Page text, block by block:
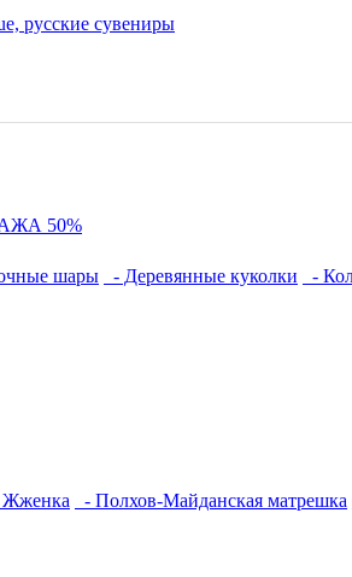
50%
шары - Деревянные куколки -
Жженка - Полхов-Майданская матрешка